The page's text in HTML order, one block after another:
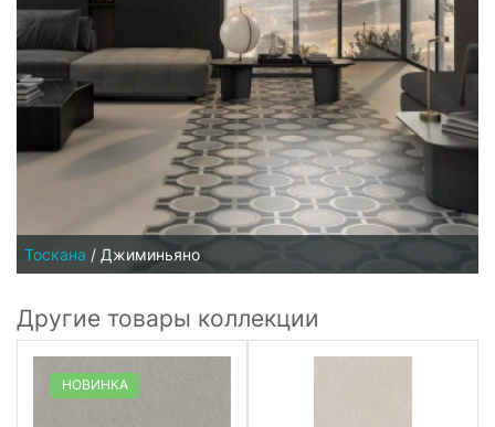
Тоскана / Джиминьяно
Другие товары коллекции
НОВИНКА